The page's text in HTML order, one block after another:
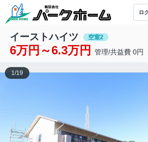
ロ
イーストハイツ 空室2
6万円～6.3万円 管理/共益費 0円
1/19